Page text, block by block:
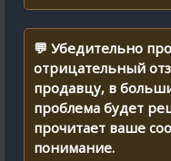
💬 Убедительно
отрицательный
продавцу, в
проблема будет
прочитает ваше
понимание.